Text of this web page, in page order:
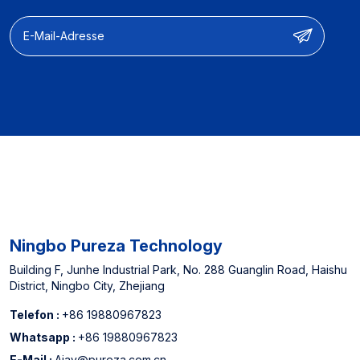
Wasserfiltersysteme,
Farbe und Logo, Leistung
und
einer der drei führenden
Hersteller von
Wasserfilterkartuschen in
Ningbo Pureza Technology
Building F, Junhe Industrial Park, No. 288 Guanglin Road, Haishu
District, Ningbo City, Zhejiang
Telefon : +86 19880967823
Whatsapp : +86 19880967823